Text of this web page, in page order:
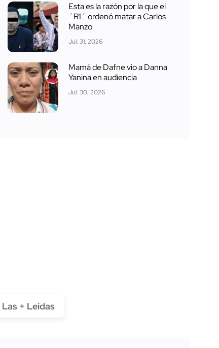
Esta es la razón por la que el
´R1´ ordenó matar a Carlos
Manzo
Jul. 31, 2026
Mamá de Dafne vio a Danna
Yanina en audiencia
Jul. 30, 2026
Las + Leídas